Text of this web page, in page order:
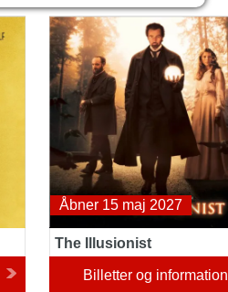
The Illusionist
Åbner 15 maj 2027
The Illusionist
Billetter og information